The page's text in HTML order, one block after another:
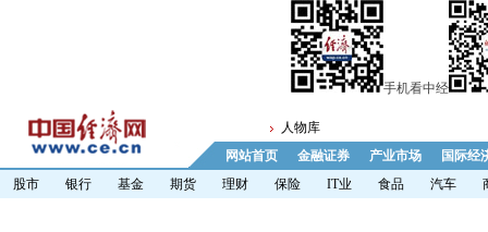
手机看中经
人物库
网站首页
金融证券 产业市场
国际经
股市
银行 基金 期货 理财 保险 IT业 食品 汽车